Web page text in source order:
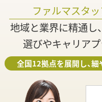
ファルマスタ
地域と業界に精通し
選びやキャリア
全国12拠点を展開し、